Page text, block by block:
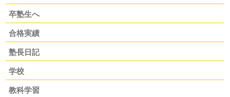
卒塾生へ
合格実績
塾長日記
学校
教科学習